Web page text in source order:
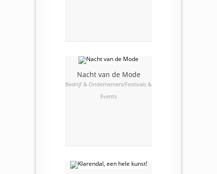
Nacht van de Mode
Bedrijf & Ondernemers/Festivals &
Events